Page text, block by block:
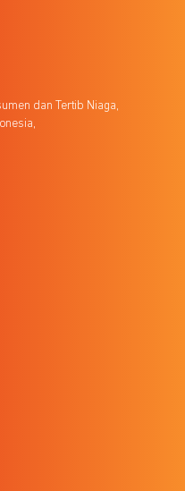
dan Tertib Niaga,